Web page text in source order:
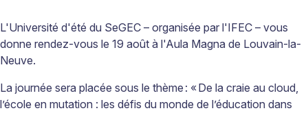
L'Université d'été du SeGEC – organisée par l'IFEC – vous
donne rendez-vous le 19 août à l'Aula Magna de Louvain-la-
Neuve.
La journée sera placée sous le thème : «De la craie au cloud,
l’école en mutation : les défis du monde de l’éducation dans